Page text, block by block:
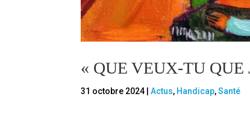
« QUE VEUX-TU QUE
31 octobre 2024 |Actus, Handicap,Santé